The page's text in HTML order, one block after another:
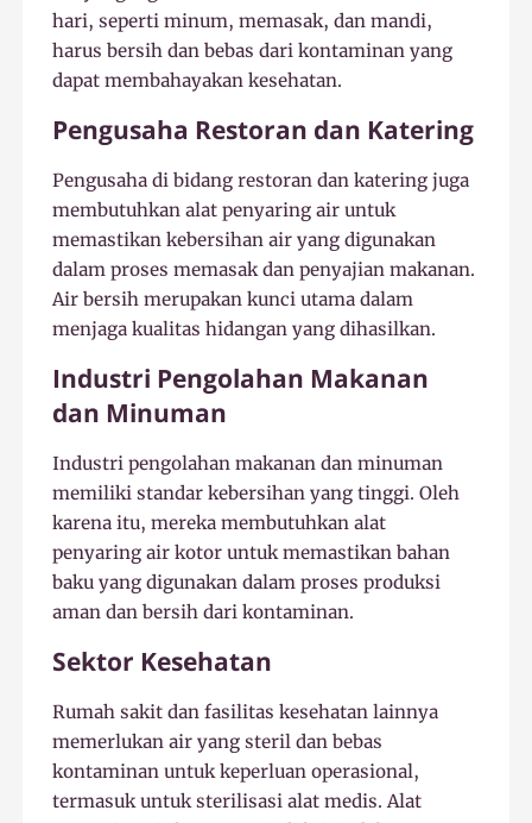
hari, seperti minum, memasak, dan mandi,
harus bersih dan bebas dari kontaminan yang
dapat membahayakan kesehatan.
Pengusaha Restoran dan Katering
Pengusaha di bidang restoran dan katering juga
membutuhkan alat penyaring air untuk
memastikan kebersihan air yang digunakan
dalam proses memasak dan penyajian makanan.
Air bersih merupakan kunci utama dalam
menjaga kualitas hidangan yang dihasilkan.
Industri Pengolahan Makanan
dan Minuman
Industri pengolahan makanan dan minuman
memiliki standar kebersihan yang tinggi. Oleh
karena itu, mereka membutuhkan alat
penyaring air kotor untuk memastikan bahan
baku yang digunakan dalam proses produksi
aman dan bersih dari kontaminan.
Sektor Kesehatan
Rumah sakit dan fasilitas kesehatan lainnya
memerlukan air yang steril dan bebas
kontaminan untuk keperluan operasional,
termasuk untuk sterilisasi alat medis. Alat